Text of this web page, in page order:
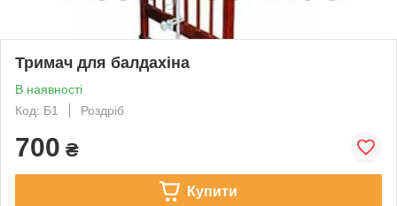
Тримач для балдахіна
В наявності
Код: Б1
Роздріб
700 ₴
Купити